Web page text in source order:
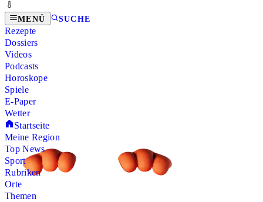
MENÜ SUCHE
Rezepte
Dossiers
Videos
Podcasts
Horoskope
Spiele
E-Paper
Wetter
Startseite
Meine Region
Top News
Sport
Rubriken
Orte
Themen